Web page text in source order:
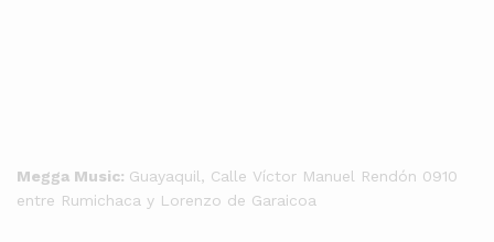
Megga Music: Guayaquil, Calle Víctor Manuel Rendón 0910
entre Rumichaca y Lorenzo de Garaicoa